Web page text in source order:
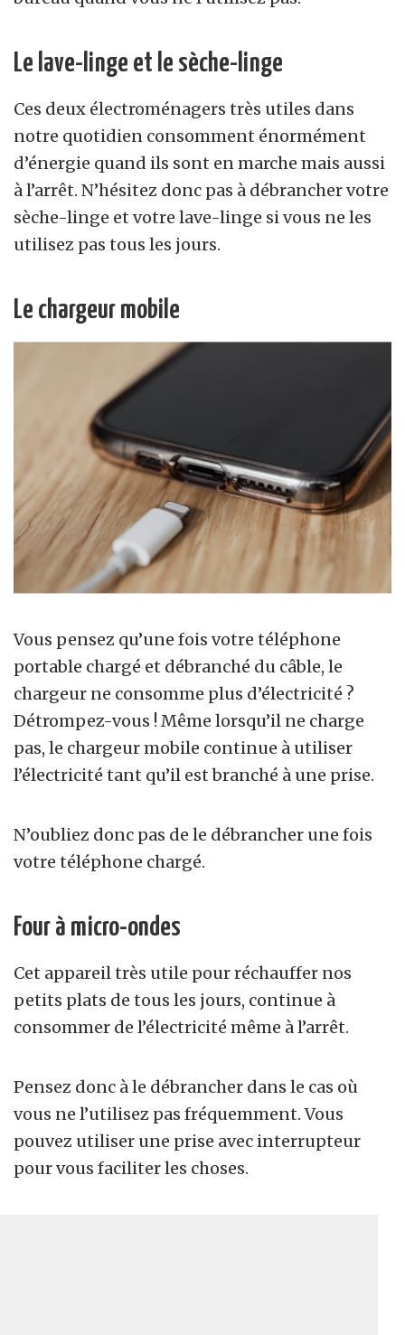
Le lave-linge et le sèche-linge
Ces deux électroménagers très utiles dans
notre quotidien consomment énormément
d’énergie quand ils sont en marche mais aussi
à l’arrêt. N’hésitez donc pas à débrancher votre
sèche-linge et votre lave-linge si vous ne les
utilisez pas tous les jours.
Le chargeur mobile
Vous pensez qu’une fois votre téléphone
portable chargé et débranché du câble, le
chargeur ne consomme plus d’électricité ?
Détrompez-vous ! Même lorsqu’il ne charge
pas, le chargeur mobile continue à utiliser
l’électricité tant qu’il est branché à une prise.
N’oubliez donc pas de le débrancher une fois
votre téléphone chargé.
Four à micro-ondes
Cet appareil très utile pour réchauffer nos
petits plats de tous les jours, continue à
consommer de l’électricité même à l’arrêt.
Pensez donc à le débrancher dans le cas où
vous ne l’utilisez pas fréquemment. Vous
pouvez utiliser une prise avec interrupteur
pour vous faciliter les choses.